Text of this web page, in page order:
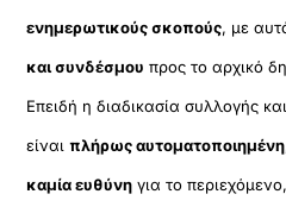
ενημερωτικούς σκοπούς, με
και συνδέσμου προς το αρχικό
Επειδή η διαδικασία συλλογής
είναιπλήρως αυτοματοποιημένη
καμία ευθύνη για το